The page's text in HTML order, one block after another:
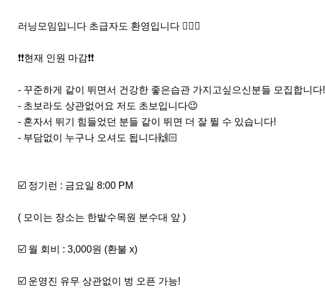
러닝모임입니다 초급자도 환영입니다 🙆🏼‍♀️
❗️❗️현재 인원 마감❗️❗️
- 꾸준하게 같이 뛰면서 건강한 좋은습관 가지고싶으신분들 모집합니다!
- 초보라도 상관없어요 저도 초보입니다😉
- 혼자서 뛰기 힘들었던 분들 같이 뛰면 더 잘 뛸 수 있습니다!
- 부담없이 누구나 오셔도 됩니다🙌🏻
☑️ 정기런 : 금요일 8:00 PM
( 모이는 장소는 한밭수목원 분수대 앞 )
☑️ 월 회비 : 3,000원 (환불 x)
☑️ 운영진 유무 상관없이 벙 오픈 가능!